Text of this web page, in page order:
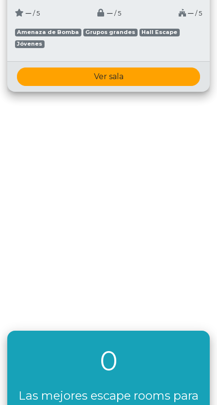
─ / 5 ─ / 5 ─ / 5
Amenaza de Bomba Grupos grandes
Hall Escape
Jóvenes
Ver sala
0
Las mejores escape rooms para